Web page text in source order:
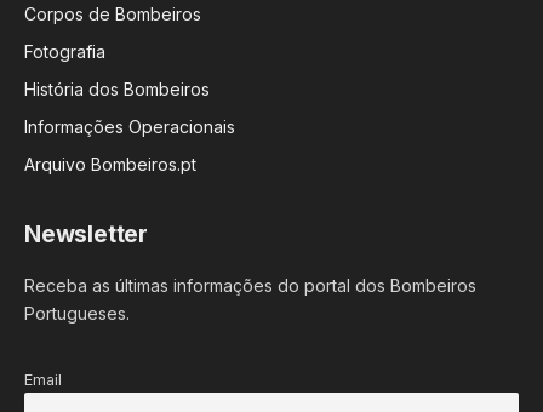
Corpos de Bombeiros
Fotografia
História dos Bombeiros
Informações Operacionais
Arquivo Bombeiros.pt
Newsletter
Receba as últimas informações do portal dos Bombeiros
Portugueses.
Email